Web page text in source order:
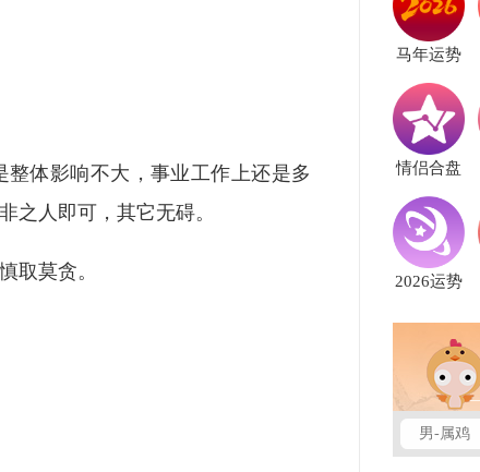
体影响不大，事业工作上还是多
之人即可，其它无碍。
取莫贪。
马年运势
情侣合盘
2026运势
男-属鸡